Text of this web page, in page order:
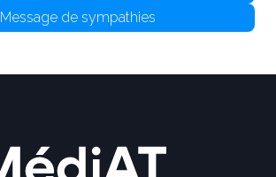
Message de sympathies